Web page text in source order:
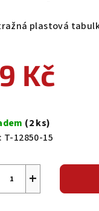
plastová
Kč
(2 ks)
T-12850-15
+